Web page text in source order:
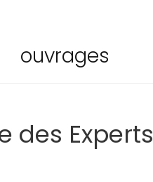
ouvrages
des Experts